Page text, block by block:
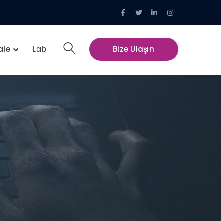
Facebook
Profile
Twitter
Profile
LinkedIn
Profile
Instagram
Profile
Bize Ulaşın
Lab